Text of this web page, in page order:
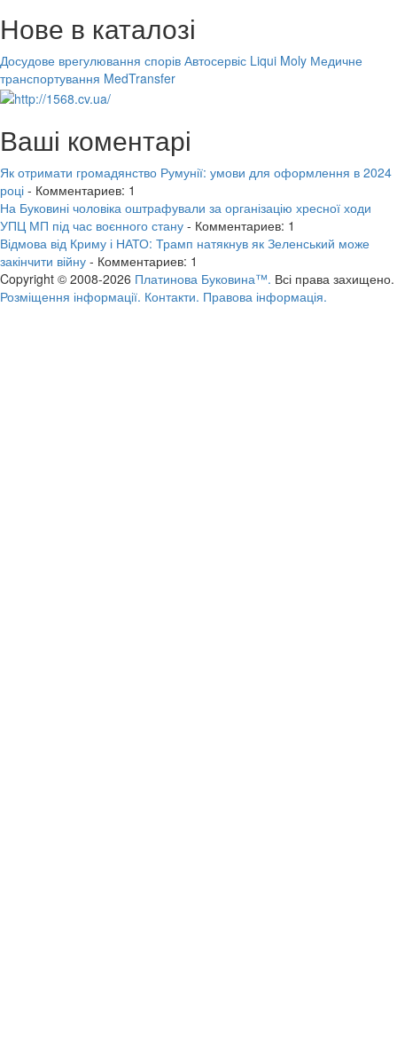
Нове в каталозі
Досудове врегулювання спорів Автосервіс Liqui Moly Медичне
транспортування MedTransfer
Ваші коментарі
Як отримати громадянство Румунії: умови для оформлення в 2024
році - Комментариев: 1
На Буковині чоловіка оштрафували за організацію хресної ходи
УПЦ МП під час воєнного стану - Комментариев: 1
Відмова від Криму і НАТО: Трамп натякнув як Зеленський може
закінчити війну - Комментариев: 1
Copyright © 2008-2026 Платинова Буковина™. Всі права захищено.
Розміщення інформації. Контакти. Правова інформація.